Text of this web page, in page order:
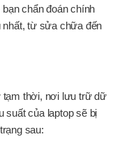
chẩn đoán chính
nhất, từ sửa chữa đến
tạm thời, nơi lưu trữ dữ
suất của laptop sẽ bị
sau: